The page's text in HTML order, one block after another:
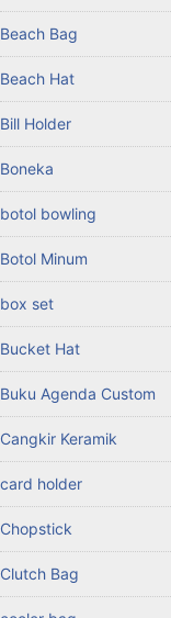
Beach Bag
Beach Hat
Bill Holder
Boneka
botol bowling
Botol Minum
box set
Bucket Hat
Buku Agenda Custom
Cangkir Keramik
card holder
Chopstick
Clutch Bag